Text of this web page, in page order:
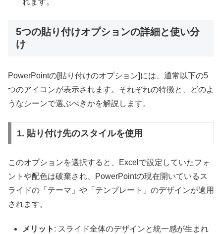
5つの貼り付けオプションの詳細と使い分
け
PowerPointの[貼り付けのオプション]には、通常以下の5
つのアイコンが表示されます。それぞれの特徴と、どのよ
うなシーンで選ぶべきかを解説します。
1. 貼り付け先のスタイルを使用
このオプションを選択すると、Excelで設定していたフォ
ントや配色は破棄され、PowerPointの現在開いているス
ライドの「テーマ」や「テンプレート」のデザインが適用
されます。
メリット : スライド全体のデザインと統一感が生まれ